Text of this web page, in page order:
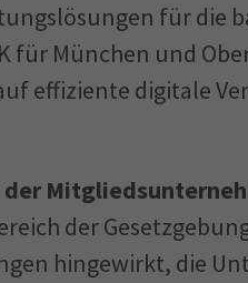
für die
für München und
effiziente digitale
der
hingewirkt, die